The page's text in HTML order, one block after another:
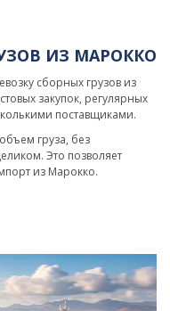
ИЗ МАРОККО
сборных грузов из
закупок, регулярных
поставщиками.
груза, без
Это позволяет
из Марокко.